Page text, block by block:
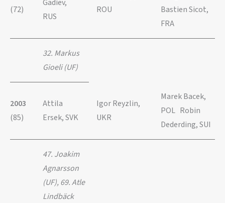
(72)
Gadiev,
RUS
ROU
Bastien Sicot,
FRA
32. Markus
Gioeli (UF)
2003
(85)
Attila
Ersek, SVK
Igor Reyzlin,
UKR
Marek Bacek,
POL Robin
Dederding, SUI
47. Joakim
Agnarsson
(UF), 69. Atle
Lindbäck